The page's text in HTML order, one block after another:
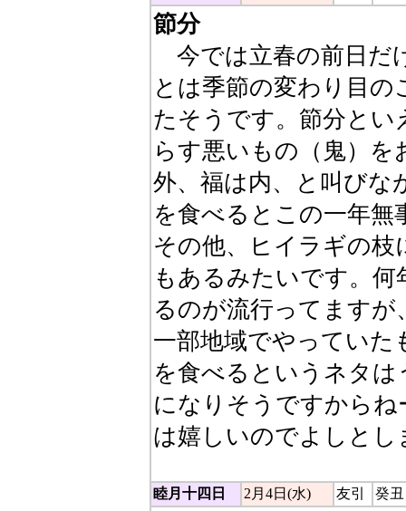
節分
今では立春の前日だ
とは季節の変わり目
たそうです。節分とい
らす悪いもの（鬼）
外、福は内、と叫びな
を食べるとこの一年
その他、ヒイラギの
もあるみたいです。
るのが流行ってます
一部地域でやってい
を食べるというネタ
になりそうですから
は嬉しいのでよしとし
睦月十四日 2月4日(水) 友引 癸丑